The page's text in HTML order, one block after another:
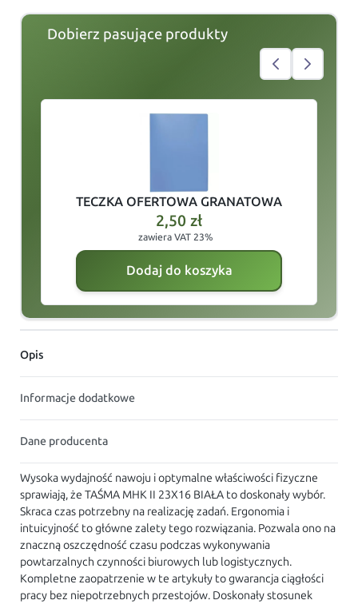
Dobierz pasujące produkty
TECZKA OFERTOWA GRANATOWA
2,50 zł
zawiera VAT 23%
Dodaj do koszyka
Opis
Informacje dodatkowe
Dane producenta
Wysoka wydajność nawoju i optymalne właściwości fizyczne
sprawiają, że TAŚMA MHK II 23X16 BIAŁA to doskonały wybór.
Skraca czas potrzebny na realizację zadań. Ergonomia i
intuicyjność to główne zalety tego rozwiązania. Pozwala ono na
znaczną oszczędność czasu podczas wykonywania
powtarzalnych czynności biurowych lub logistycznych.
Kompletne zaopatrzenie w te artykuły to gwarancja ciągłości
pracy bez niepotrzebnych przestojów. Doskonały stosunek